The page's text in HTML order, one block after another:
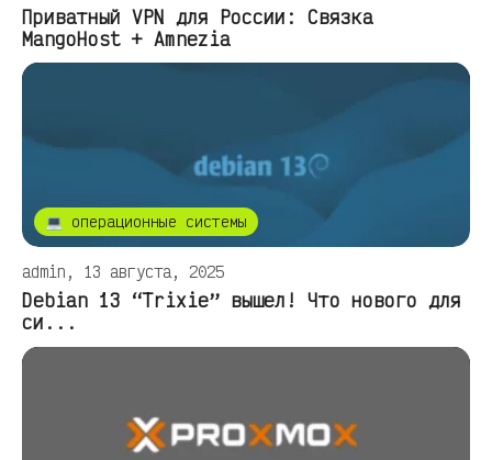
Приватный VPN для России: Связка
MangoHost + Amnezia
💻 операционные системы
admin, 13 августа, 2025
Debian 13 “Trixie” вышел! Что нового для
си...